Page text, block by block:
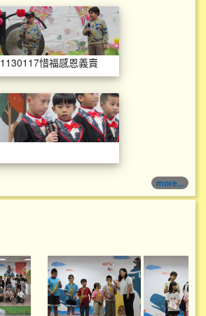
1130117惜福感恩
1130117惜福感恩義賣
more...
114學年度升旗頒獎 114學年度升旗頒獎